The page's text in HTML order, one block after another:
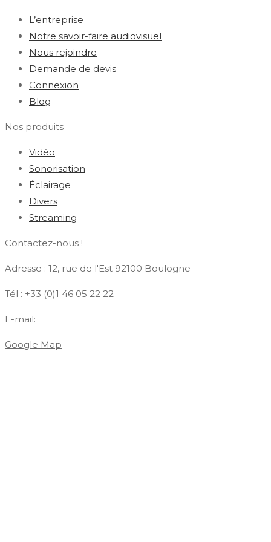
L’entreprise
Notre savoir-faire audiovisuel
Nous rejoindre
Demande de devis
Connexion
Blog
Nos produits
Vidéo
Sonorisation
Éclairage
Divers
Streaming
Contactez-nous !
Adresse : 12, rue de l'Est 92100 Boulogne
Tél : +33 (0)1 46 05 22 22
E-mail:
Google Map